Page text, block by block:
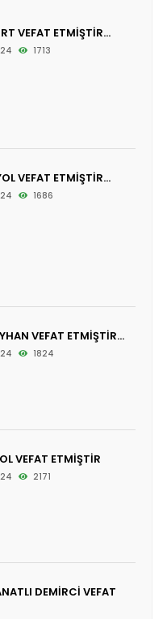
VEFAT ETMİŞTİR...
1713
VEFAT ETMİŞTİR...
1686
VEFAT ETMİŞTİR...
1824
VEFAT ETMİŞTİR
2171
DEMİRCİ VEFAT